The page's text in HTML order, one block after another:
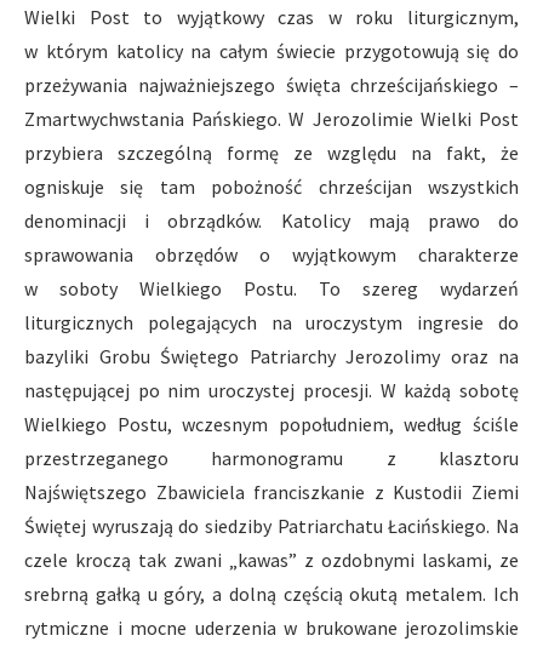
Wielki Post to wyjątkowy czas w roku liturgicznym,
w którym katolicy na całym świecie przygotowują się do
przeżywania najważniejszego święta chrześcijańskiego –
Zmartwychwstania Pańskiego. W Jerozolimie Wielki Post
przybiera szczególną formę ze względu na fakt, że
ogniskuje się tam pobożność chrześcijan wszystkich
denominacji i obrządków. Katolicy mają prawo do
sprawowania obrzędów o wyjątkowym charakterze
w soboty Wielkiego Postu. To szereg wydarzeń
liturgicznych polegających na uroczystym ingresie do
bazyliki Grobu Świętego Patriarchy Jerozolimy oraz na
następującej po nim uroczystej procesji. W każdą sobotę
Wielkiego Postu, wczesnym popołudniem, według ściśle
przestrzeganego harmonogramu z klasztoru
Najświętszego Zbawiciela franciszkanie z Kustodii Ziemi
Świętej wyruszają do siedziby Patriarchatu Łacińskiego. Na
czele kroczą tak zwani „kawas” z ozdobnymi laskami, ze
srebrną gałką u góry, a dolną częścią okutą metalem. Ich
rytmiczne i mocne uderzenia w brukowane jerozolimskie